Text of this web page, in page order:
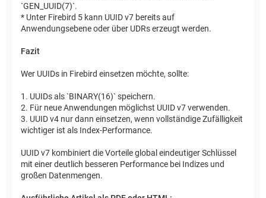
`GEN_UUID(7)`.
* Unter Firebird 5 kann UUID v7 bereits auf
Anwendungsebene oder über UDRs erzeugt werden.
Fazit
Wer UUIDs in Firebird einsetzen möchte, sollte:
1. UUIDs als `BINARY(16)` speichern.
2. Für neue Anwendungen möglichst UUID v7 verwenden.
3. UUID v4 nur dann einsetzen, wenn vollständige Zufälligkeit
wichtiger ist als Index-Performance.
UUID v7 kombiniert die Vorteile global eindeutiger Schlüssel
mit einer deutlich besseren Performance bei Indizes und
großen Datenmengen.